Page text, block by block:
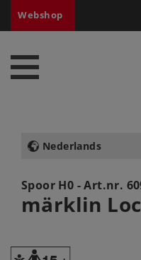
Webshop
Nederlands
Spoor H0 - Art.nr.
märklin